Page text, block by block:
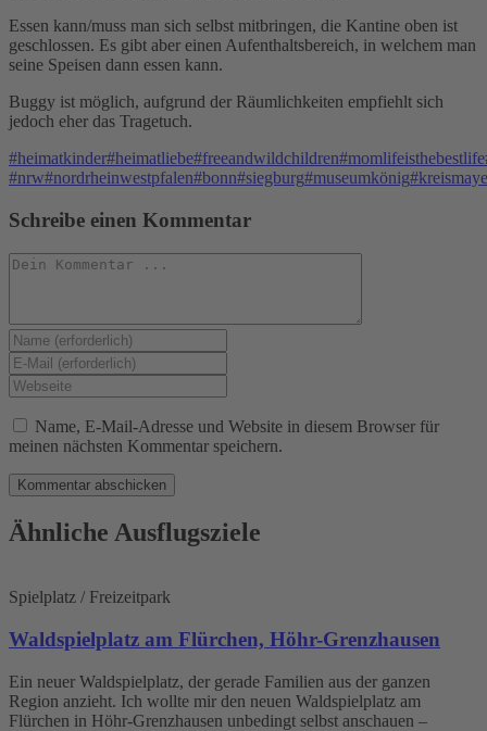
Essen kann/muss man sich selbst mitbringen, die Kantine oben ist
geschlossen. Es gibt aber einen Aufenthaltsbereich, in welchem man
seine Speisen dann essen kann.
Buggy ist möglich, aufgrund der Räumlichkeiten empfiehlt sich
jedoch eher das Tragetuch.
#heimatkinder#heimatliebe#freeandwildchildren#momlifeisthebestlife
#nrw#nordrheinwestpfalen#bonn#siegburg#museumkönig
Schreibe einen Kommentar
Kommentieren
Gib
deinen
Namen
oder
Benutzernamen
zum
Kommentieren
ein
Gib
deine
E-
Mail-
Adresse
zum
Kommentieren
ein
Gib
deine
Website-
URL
(optional)
Name, E-Mail-Adresse und Website in diesem Browser für
meinen nächsten Kommentar speichern.
Ähnliche Ausflugsziele
Spielplatz / Freizeitpark
Waldspielplatz am Flürchen, Höhr-Grenzhausen
Ein neuer Waldspielplatz, der gerade Familien aus der ganzen
Region anzieht. Ich wollte mir den neuen Waldspielplatz am
Flürchen in Höhr-Grenzhausen unbedingt selbst anschauen –